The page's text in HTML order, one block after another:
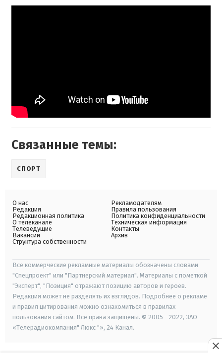
Связанные темы:
СПОРТ
О нас
Редакция
Редакционная политика
О телеканале
Телеведущие
Вакансии
Структура собственности
Рекламодателям
Правила пользования
Политика конфиденциальности
Техническая информация
Контакты
Архив
Все коммерческие рекламные материалы обозначены словами
"Спецпроект" или "Партнерский материал". Материалы с пометкой
"Эксперт", "Позиция" отражают позицию авторов и героев.
Редакция может не разделять их взглядов. Подробнее о рекламе
и правил цитирования можно ознакомиться в правилах
пользования сайтом. Все права защищены. © 2005—2022, ЗАО
«Телерадиокомпания" Люкс "», 24 Канал.